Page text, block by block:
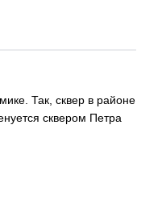
Так, сквер в районе
сквером Петра